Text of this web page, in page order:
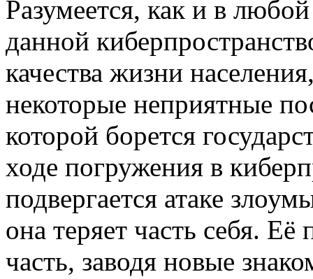
Разумеется, как и в
данной
качества жизни
некоторые неприятные
которой борется
ходе погружения в
подвергается атаке
она теряет часть себя.
часть, заводя новые